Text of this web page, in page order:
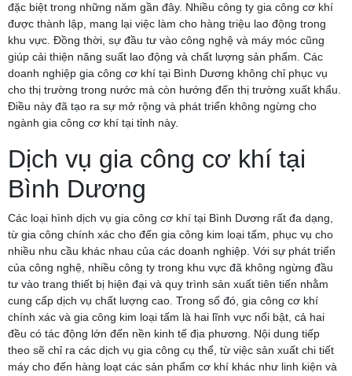
đặc biệt trong những năm gần đây. Nhiều công ty gia công cơ khí
được thành lập, mang lại việc làm cho hàng triệu lao động trong
khu vực. Đồng thời, sự đầu tư vào công nghệ và máy móc cũng
giúp cải thiện năng suất lao động và chất lượng sản phẩm. Các
doanh nghiệp gia công cơ khí tại Bình Dương không chỉ phục vụ
cho thị trường trong nước mà còn hướng đến thị trường xuất khẩu.
Điều này đã tạo ra sự mở rộng và phát triển không ngừng cho
ngành gia công cơ khí tại tỉnh này.
Dịch vụ gia công cơ khí tại
Bình Dương
Các loại hình dịch vụ gia công cơ khí tại Bình Dương rất đa dạng,
từ gia công chính xác cho đến gia công kim loại tấm, phục vụ cho
nhiều nhu cầu khác nhau của các doanh nghiệp. Với sự phát triển
của công nghệ, nhiều công ty trong khu vực đã không ngừng đầu
tư vào trang thiết bị hiện đại và quy trình sản xuất tiên tiến nhằm
cung cấp dịch vụ chất lượng cao. Trong số đó, gia công cơ khí
chính xác và gia công kim loại tấm là hai lĩnh vực nổi bật, cả hai
đều có tác động lớn đến nền kinh tế địa phương. Nội dung tiếp
theo sẽ chỉ ra các dịch vụ gia công cụ thể, từ việc sản xuất chi tiết
máy cho đến hàng loạt các sản phẩm cơ khí khác như linh kiện và